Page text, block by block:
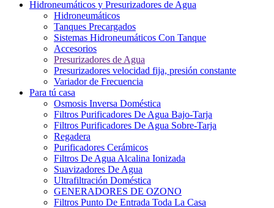
Hidroneumáticos y Presurizadores de Agua
Hidroneumáticos
Tanques Precargados
Sistemas Hidroneumáticos Con Tanque
Accesorios
Presurizadores de Agua
Presurizadores velocidad fija, presión constante
Variador de Frecuencia
Para tú casa
Osmosis Inversa Doméstica
Filtros Purificadores De Agua Bajo-Tarja
Filtros Purificadores De Agua Sobre-Tarja
Regadera
Purificadores Cerámicos
Filtros De Agua Alcalina Ionizada
Suavizadores De Agua
Ultrafiltración Doméstica
GENERADORES DE OZONO
Filtros Punto De Entrada Toda La Casa